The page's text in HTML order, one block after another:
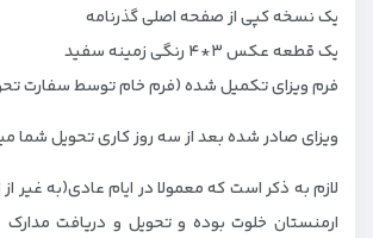
یک نسخه کپی از صفحه اصلی گذرنامه
یک قطعه عکس ۳*۴ رنگی زمینه سفید
فرم ویزای تکمیل شده (فرم خام توسط سفارت
ویزای صادر شده بعد از سه روز کاری تحویل شما
لازم به ذکر است که معمولا در ایام عادی(به غیر
ارمنستان خلوت بوده و تحویل و دریافت مدارک